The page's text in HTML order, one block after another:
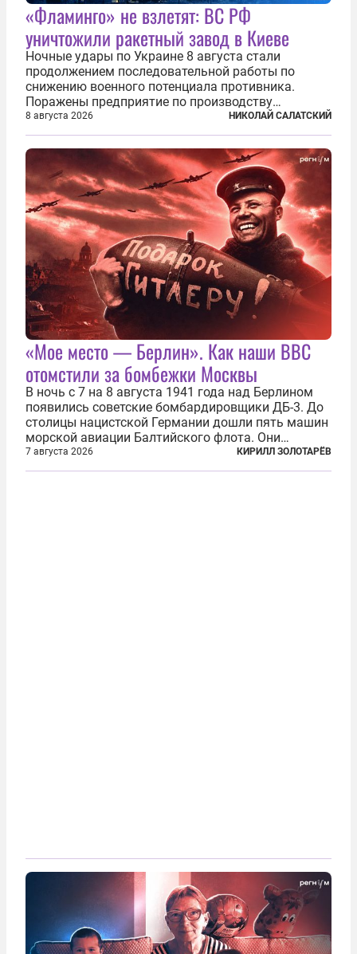
«Фламинго» не взлетят: ВС РФ
уничтожили ракетный завод в Киеве
Ночные удары по Украине 8 августа стали
продолжением последовательной работы по
снижению военного потенциала противника.
Поражены предприятие по производству
крылатых ракет, крупный склад топлива и два
сухогруза с военными грузами. Дополнительно
нанесены удары по объектам в ряде городов. В
Киеве...
8 августа 2026 НИКОЛАЙ САЛАТСКИЙ
«Мое место — Берлин». Как наши ВВС
отомстили за бомбежки Москвы
В ночь с 7 на 8 августа 1941 года над Берлином
появились советские бомбардировщики ДБ-3. До
столицы нацистской Германии дошли пять машин
морской авиации Балтийского флота. Они
сбросили бомбы на город, который в тот момент
жил в полной уверенности, что война идет где-то
7 августа 2026 КИРИЛЛ ЗОЛОТАРЁВ